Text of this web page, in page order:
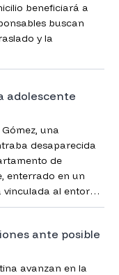
beneficiará a
buscan
y la
desaparecida
de
al entorno
ante posible
avanzan en la